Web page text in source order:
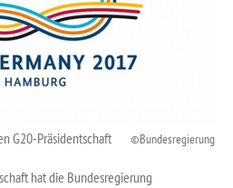
G20-Präsidentschaft Bundesregierung
hat die Bundesregierung